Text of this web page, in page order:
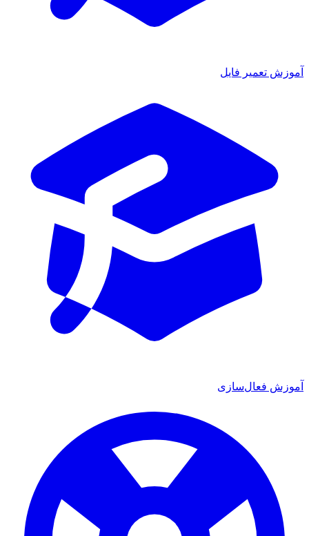
آموزش تعمیر فایل
آموزش فعال‌سازی